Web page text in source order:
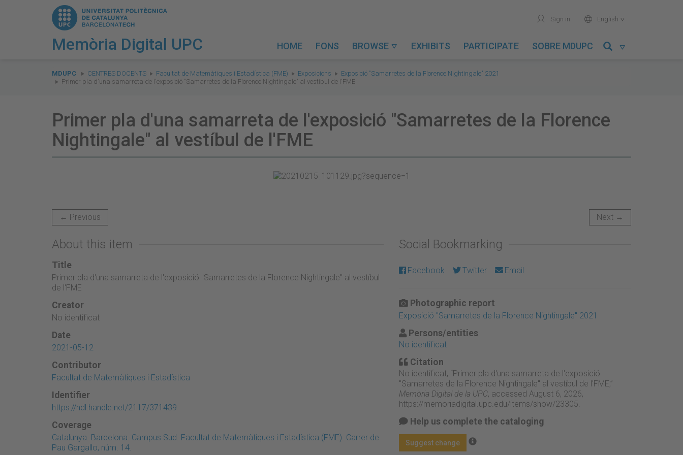
Memòria Digital UPC
user Sign in world English 
HOME FONS BROWSE  EXHIBITS PARTICIPATE SOBRE MDUPC 
are
here:
MDUPC CENTRES DOCENTS Facultat de Matemàtiques i Estadística (FME) Exposicions
Exposició "Samarretes de la Florence Nightingale" 2021
Primer pla d'una samarreta de l'exposició "Samarretes de la Florence Nightingale" al vestíbul de l'FME
Primer pla d'una samarreta de l'exposició "Samarretes de la Florence
Nightingale" al vestíbul de l'FME
← Previous Next →
About this item
Title
Primer pla d'una samarreta de l'exposició "Samarretes de la Florence Nightingale" al vestíbul
de l'FME
Creator
No identificat
Date
2021-05-12
Contributor
Facultat de Matemàtiques i Estadística
Identifier
https://hdl.handle.net/2117/371439
Coverage
Catalunya. Barcelona. Campus Sud. Facultat de Matemàtiques i Estadística (FME). Carrer de
Pau Gargallo, núm. 14.
Social Bookmarking
Facebook Twitter Email
Photographic report
Exposició "Samarretes de la Florence Nightingale" 2021
Persons/entities
No identificat
Citation
No identificat, “Primer pla d'una samarreta de l'exposició
"Samarretes de la Florence Nightingale" al vestíbul de l'FME,”
Memòria Digital de la UPC, accessed August 6, 2026,
https://memoriadigital.upc.edu/items/show/23305
Help us complete the cataloging
Suggest change